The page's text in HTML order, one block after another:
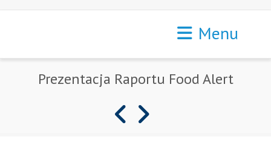
FacebookTwitter LinkedInYoutube
Menu
Prezentacja Raportu Food Alert